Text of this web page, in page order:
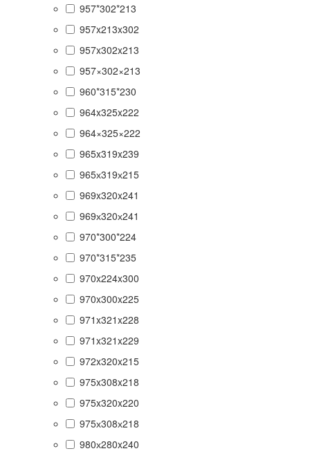
957*302*213
957x213x302
957x302x213
957×302×213
960*315*230
964x325x222
964×325×222
965x319x239
965х319х215
969x320x241
969х320х241
970*300*224
970*315*235
970x224x300
970x300x225
971x321x228
971x321x229
972x320x215
975x308x218
975x320x220
975х308х218
980х280x240